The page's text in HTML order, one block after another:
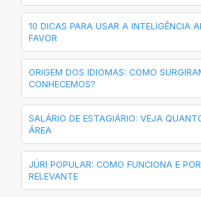
10 DICAS PARA USAR A INTELIGÊNCIA
FAVOR
ORIGEM DOS IDIOMAS: COMO
CONHECEMOS?
SALÁRIO DE ESTAGIÁRIO: VEJA
ÁREA
JÚRI POPULAR: COMO FUNCIONA E
RELEVANTE